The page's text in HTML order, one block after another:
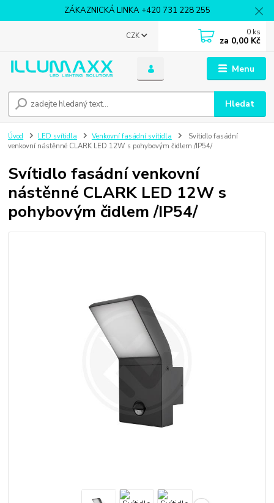
ZÁKAZNICKÁ LINKA +420 731 228 255
Menu
CZK
Hledat
0 ks
za 0,00 Kč
Úvod LED svítidla Venkovní fasádní svítidla
Svítidlo fasádní
venkovní nástěnné CLARK LED 12W s pohybovým čidlem /IP54/
Svítidlo fasádní venkovní
nástěnné CLARK LED 12W s
pohybovým čidlem /IP54/